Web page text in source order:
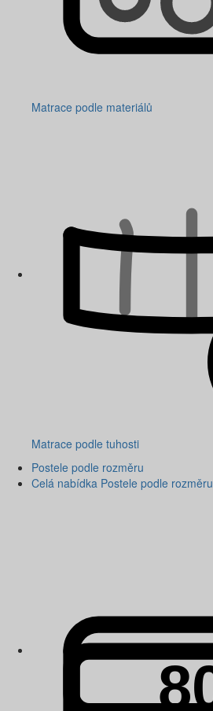
Matrace podle materiálů
Matrace podle tuhosti
Postele podle rozměru
Celá nabídka Postele podle rozměru